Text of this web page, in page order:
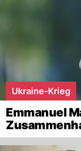
Ukraine-Krieg
Emmanuel